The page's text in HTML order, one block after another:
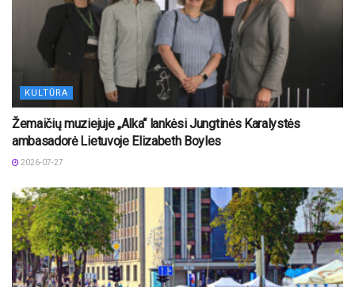
KULTŪRA
Žemaičių muziejuje „Alka“ lankėsi Jungtinės Karalystės
ambasadorė Lietuvoje Elizabeth Boyles
2026-07-27